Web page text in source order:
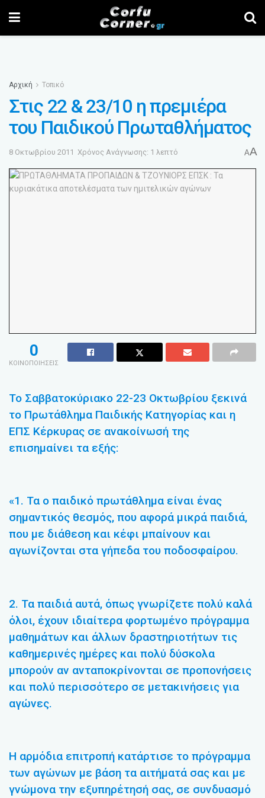
Αρχική Τοπικό
Στις 22 & 23/10 η πρεμιέρα
του Παιδικού Πρωταθλήματος
8 Οκτωβρίου 2011 Χρόνος Ανάγνωσης: 1 λεπτό AA
0
ΚΟΙΝΟΠΟΙΗΣΕΙΣ
Το Σαββατοκύριακο 22-23 Οκτωβρίου ξεκινά
το Πρωτάθλημα Παιδικής Κατηγορίας και η
ΕΠΣ Κέρκυρας σε ανακοίνωσή της
επισημαίνει τα εξής:
«1. Τα ο παιδικό πρωτάθλημα είναι ένας
σημαντικός θεσμός, που αφορά μικρά παιδιά,
που με διάθεση και κέφι μπαίνουν και
αγωνίζονται στα γήπεδα του ποδοσφαίρου.
2. Τα παιδιά αυτά, όπως γνωρίζετε πολύ καλά
όλοι, έχουν ιδιαίτερα φορτωμένο πρόγραμμα
μαθημάτων και άλλων δραστηριοτήτων τις
καθημερινές ημέρες και πολύ δύσκολα
μπορούν αν ανταποκρίνονται σε προπονήσεις
και πολύ περισσότερο σε μετακινήσεις για
αγώνες.
Η αρμόδια επιτροπή κατάρτισε το πρόγραμμα
των αγώνων με βάση τα αιτήματά σας και με
γνώμονα την εξυπηρέτησή σας, σε συνδυασμό